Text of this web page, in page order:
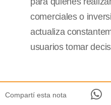
comerciales o
actualiza
usuarios tomar
Compartí esta nota